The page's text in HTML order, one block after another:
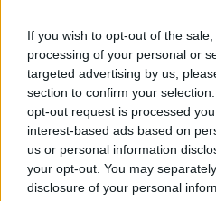
If you wish to opt-out of the
processing of your personal or
targeted advertising by us,
section to confirm your
opt-out request is processed
interest-based ads based on
us or personal information
your opt-out. You may
disclosure of your personal
Életmentés és
Bornemissza
zord•2019. szeptember 26.